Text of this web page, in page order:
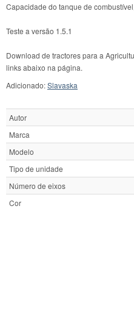
Capacidade do tanque de
Teste a versão 1.5.1
Download de tractores para a
links abaixo na página.
Adicionado:Slavaska
Autor
Marca
Modelo
Tipo de unidade
Número de eixos
Cor